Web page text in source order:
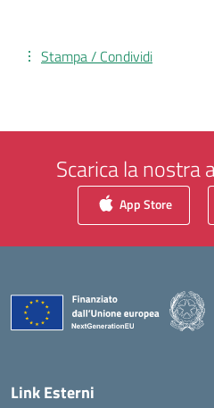
Stampa / Condividi
Scarica la nostra
App Store
Link Esterni